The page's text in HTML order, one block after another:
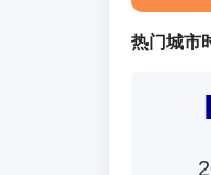
热门城市